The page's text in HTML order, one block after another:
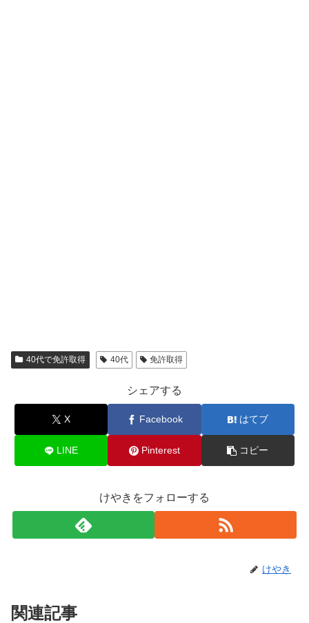
40代で免許取得 40代 免許取得
シェアする
X Facebook はてブ
LINE Pinterest コピー
けやきをフォローする
けやき
関連記事